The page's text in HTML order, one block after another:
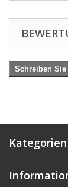
Schreiben
Kategorien